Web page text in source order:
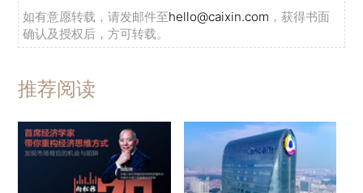
如有意愿转载，请发邮件至hello@caixin.com ，获得书面
确认及授权后，方可转载。
推荐阅读